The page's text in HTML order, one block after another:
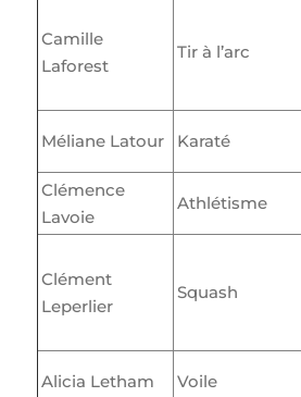
Camille
Laforest
Tir à l’arc
Méliane Latour Karaté
Clémence
Lavoie
Athlétisme
Clément
Leperlier
Squash
Alicia Letham Voile